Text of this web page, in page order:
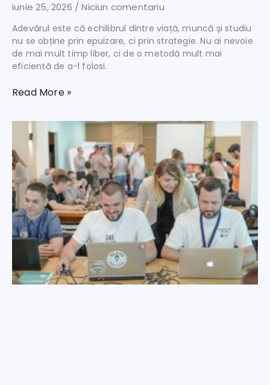
iunie 25, 2026 Niciun comentariu
Adevărul este că echilibrul dintre viață, muncă și studiu
nu se obține prin epuizare, ci prin strategie. Nu ai nevoie
de mai mult timp liber, ci de o metodă mult mai
eficientă de a-l folosi.
Read More »